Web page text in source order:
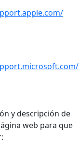
y descripción de
web para que